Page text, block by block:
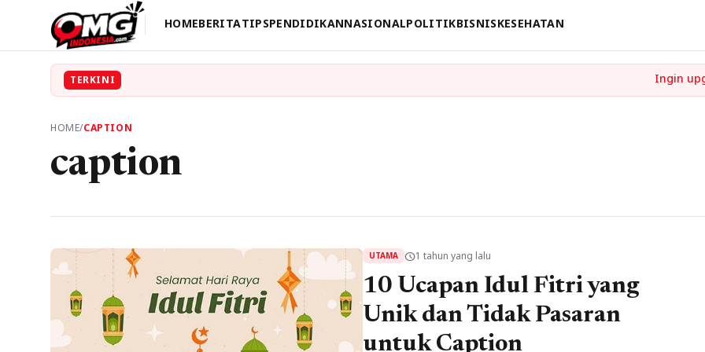
HOMEBERITATIPSPENDIDIKANNASIONALPOLITIKBISNISKESEHATAN
TERKINI
HOME/CAPTION
caption
UTAMA schedule1 tahun yang lalu
10 Ucapan Idul Fitri yang
Unik dan Tidak Pasaran
untuk Caption